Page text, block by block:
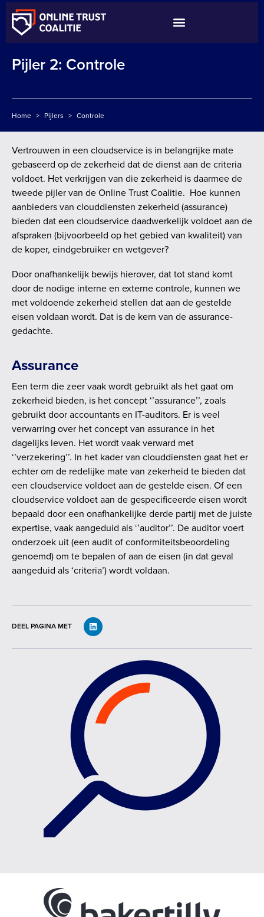
Pijler 2: Controle
Home > Pijlers > Controle
Vertrouwen in een cloudservice is in belangrijke mate
gebaseerd op de zekerheid dat de dienst aan de criteria
voldoet. Het verkrijgen van die zekerheid is daarmee de
tweede pijler van de Online Trust Coalitie. Hoe kunnen
aanbieders van clouddiensten zekerheid (assurance)
bieden dat een cloudservice daadwerkelijk voldoet aan de
afspraken (bijvoorbeeld op het gebied van kwaliteit) van
de koper, eindgebruiker en wetgever?
Door onafhankelijk bewijs hierover, dat tot stand komt
door de nodige interne en externe controle, kunnen we
met voldoende zekerheid stellen dat aan de gestelde
eisen voldaan wordt. Dat is de kern van de assurance-
gedachte.
Assurance
Een term die zeer vaak wordt gebruikt als het gaat om
zekerheid bieden, is het concept ‘’assurance’’, zoals
gebruikt door accountants en IT-auditors. Er is veel
verwarring over het concept van assurance in het
dagelijks leven. Het wordt vaak verward met
‘’verzekering’’. In het kader van clouddiensten gaat het er
echter om de redelijke mate van zekerheid te bieden dat
een cloudservice voldoet aan de gestelde eisen. Of een
cloudservice voldoet aan de gespecificeerde eisen wordt
bepaald door een onafhankelijke derde partij met de juiste
expertise, vaak aangeduid als ‘’auditor’’. De auditor voert
onderzoek uit (een audit of conformiteitsbeoordeling
genoemd) om te bepalen of aan de eisen (in dat geval
aangeduid als ‘criteria’) wordt voldaan.
DEEL PAGINA MET